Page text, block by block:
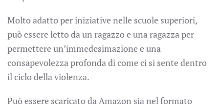
Molto adatto per iniziative nelle scuole superiori,
può essere letto da un ragazzo e una ragazza per
permettere un’immedesimazione e una
consapevolezza profonda di come ci si sente dentro
il ciclo della violenza.
Può essere scaricato da Amazon sia nel formato